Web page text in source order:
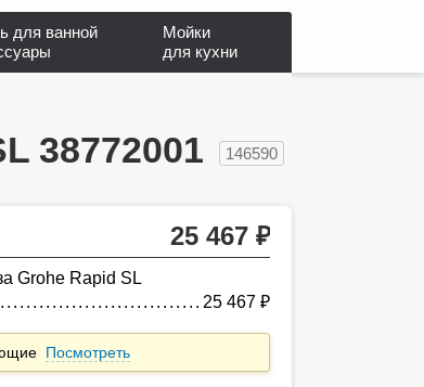
для ванной
Мойки
для кухни
38772001 146590
25 467
Grohe Rapid SL
25 467
Посмотреть